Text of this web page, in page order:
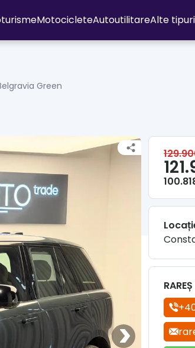
MotocicleteAutoutilitareAlte
Green